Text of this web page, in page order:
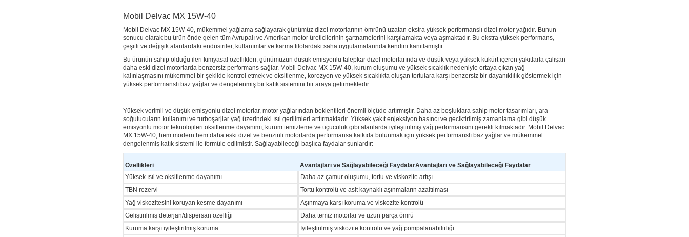
Mobil Delvac MX 15W-40
Mobil Delvac MX 15W-40, mükemmel yağlama sağlayarak günümüz dizel motorlarının ömrünü uzatan ekstra yüksek performanslı dizel motor yağıdır. Bunun
sonucu olarak bu ürün önde gelen tüm Avrupalı ve Amerikan motor üreticilerinin şartnamelerini karşılamakta veya aşmaktadır. Bu ekstra yüksek performans,
çeşitli ve değişik alanlardaki endüstriler, kullanımlar ve karma filolardaki saha uygulamalarında kendini kanıtlamıştır.
Bu ürünün sahip olduğu ileri kimyasal özellikleri, günümüzün düşük emisyonlu talepkar dizel motorlarında ve düşük veya yüksek kükürt içeren yakıtlarla çalışan
daha eski dizel motorlarda benzersiz performans sağlar. Mobil Delvac MX 15W-40, kurum oluşumu ve yüksek sıcaklık nedeniyle ortaya çıkan yağ
kalınlaşmasını mükemmel bir şekilde kontrol etmek ve oksitlenme, korozyon ve yüksek sıcaklıkta oluşan tortulara karşı benzersiz bir dayanıklılık göstermek için
yüksek performanslı baz yağlar ve dengelenmiş bir katık sistemini bir araya getirmektedir.
Yüksek verimli ve düşük emisyonlu dizel motorlar, motor yağlarından beklentileri önemli ölçüde artırmıştır. Daha az boşluklara sahip motor tasarımları, ara
soğutucuların kullanımı ve turboşarjlar yağ üzerindeki ısıl gerilimleri arttırmaktadır. Yüksek yakıt enjeksiyon basıncı ve geciktirilmiş zamanlama gibi düşük
emisyonlu motor teknolojileri oksitlenme dayanımı, kurum temizleme ve uçuculuk gibi alanlarda iyileştirilmiş yağ performansını gerekli kılmaktadır. Mobil Delvac
MX 15W-40, hem modern hem daha eski dizel ve benzinli motorlarda performansa katkıda bulunmak için yüksek performanslı baz yağlar ve mükemmel
dengelenmiş katık sistemi ile formüle edilmiştir. Sağlayabileceği başlıca faydalar şunlardır:
Özellikleri
Avantajları ve Sağlayabileceği FaydalarAvantajları ve Sağlayabileceği Faydalar
Yüksek ısıl ve oksitlenme dayanımı
Daha az çamur oluşumu, tortu ve viskozite artışı
TBN rezervi
Tortu kontrolü ve asit kaynaklı aşınmaların azaltılması
Yağ viskozitesini koruyan kesme dayanımı
Aşınmaya karşı koruma ve viskozite kontrolü
Geliştirilmiş deterjan/dispersan özelliği
Daha temiz motorlar ve uzun parça ömrü
Kuruma karşı iyileştirilmiş koruma
İyileştirilmiş viskozite kontrolü ve yağ pompalanabilirliği